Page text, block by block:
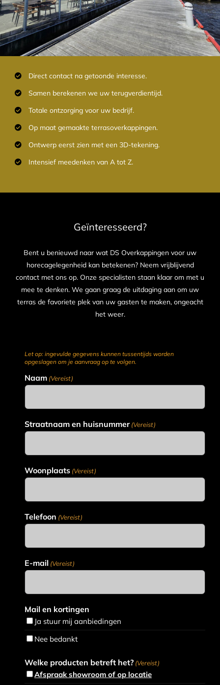
Direct contact na getoonde interesse.
Samen berekenen we uw terugverdientijd.
Totale ontzorging voor uw bedrijf.
Op maat gemaakte terrasoverkappingen.
Ontwerp eerst zien met een 3D-tekening.
Intensief meedenken van A tot Z.
Geïnteresseerd?
Bent u benieuwd naar wat DS Overkappingen voor uw
horecagelegenheid kan betekenen? Neem vrijblijvend
contact met ons op. Onze specialisten staan klaar om met u
mee te denken. We gaan graag de uitdaging aan om uw
terras de favoriete plek van uw gasten te maken, ongeacht
het weer.
Let op: ingevulde gegevens kunnen tussentijds worden
opgeslagen om je aanvraag op te volgen.
Naam (Vereist)
Straatnaam en huisnummer (Vereist)
Woonplaats (Vereist)
Telefoon (Vereist)
E-mail (Vereist)
Mail en kortingen
Ja stuur mij aanbiedingen
Nee bedankt
Welke producten betreft het? (Vereist)
Afspraak showroom of op locatie